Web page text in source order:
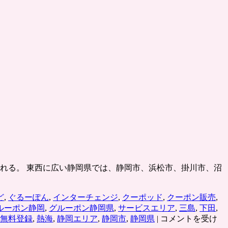
る。 東西に広い静岡県では、静岡市、浜松市、掛川市、沼
, ぐるーぽん, インターチェンジ, クーポッド, クーポン販売,
ーポン静岡, グルーポン静岡県, サービスエリア, 三島, 下田 ,
無料登録, 熱海, 静岡エリア, 静岡市, 静岡県 | グ
コメントを受け